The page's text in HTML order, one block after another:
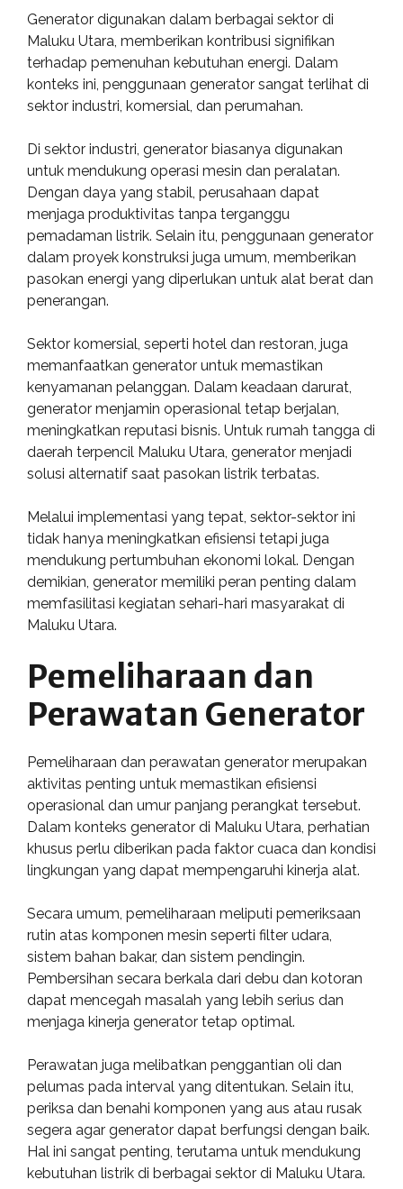
Generator digunakan dalam berbagai sektor di
Maluku Utara, memberikan kontribusi signifikan
terhadap pemenuhan kebutuhan energi. Dalam
konteks ini, penggunaan generator sangat terlihat di
sektor industri, komersial, dan perumahan.
Di sektor industri, generator biasanya digunakan
untuk mendukung operasi mesin dan peralatan.
Dengan daya yang stabil, perusahaan dapat
menjaga produktivitas tanpa terganggu
pemadaman listrik. Selain itu, penggunaan generator
dalam proyek konstruksi juga umum, memberikan
pasokan energi yang diperlukan untuk alat berat dan
penerangan.
Sektor komersial, seperti hotel dan restoran, juga
memanfaatkan generator untuk memastikan
kenyamanan pelanggan. Dalam keadaan darurat,
generator menjamin operasional tetap berjalan,
meningkatkan reputasi bisnis. Untuk rumah tangga di
daerah terpencil Maluku Utara, generator menjadi
solusi alternatif saat pasokan listrik terbatas.
Melalui implementasi yang tepat, sektor-sektor ini
tidak hanya meningkatkan efisiensi tetapi juga
mendukung pertumbuhan ekonomi lokal. Dengan
demikian, generator memiliki peran penting dalam
memfasilitasi kegiatan sehari-hari masyarakat di
Maluku Utara.
Pemeliharaan dan
Perawatan Generator
Pemeliharaan dan perawatan generator merupakan
aktivitas penting untuk memastikan efisiensi
operasional dan umur panjang perangkat tersebut.
Dalam konteks generator di Maluku Utara, perhatian
khusus perlu diberikan pada faktor cuaca dan kondisi
lingkungan yang dapat mempengaruhi kinerja alat.
Secara umum, pemeliharaan meliputi pemeriksaan
rutin atas komponen mesin seperti filter udara,
sistem bahan bakar, dan sistem pendingin.
Pembersihan secara berkala dari debu dan kotoran
dapat mencegah masalah yang lebih serius dan
menjaga kinerja generator tetap optimal.
Perawatan juga melibatkan penggantian oli dan
pelumas pada interval yang ditentukan. Selain itu,
periksa dan benahi komponen yang aus atau rusak
segera agar generator dapat berfungsi dengan baik.
Hal ini sangat penting, terutama untuk mendukung
kebutuhan listrik di berbagai sektor di Maluku Utara.